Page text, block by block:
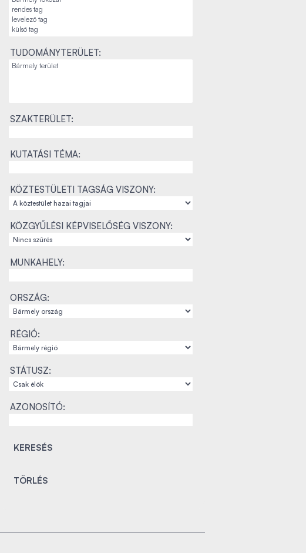
TUDOMÁNYTERÜLET:
SZAKTERÜLET:
KUTATÁSI TÉMA:
KÖZTESTÜLETI TAGSÁG VISZONY:
KÖZGYŰLÉSI KÉPVISELŐSÉG VISZONY:
MUNKAHELY:
ORSZÁG:
RÉGIÓ:
STÁTUSZ:
AZONOSÍTÓ: